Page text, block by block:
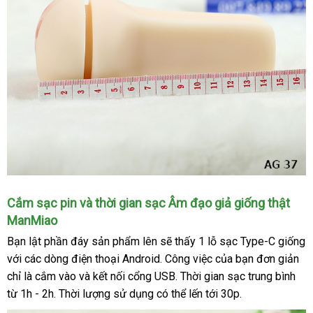
Bề
ngang
gần
8cm
-
Phần
lỗ
Cắm sạc pinđịa
và thời gian sạc Âm đạo giả giống thật
ManMiao
Bạn lật phần đáy sản phẩm lên amazon
sẽ thấy 1 lỗ sạc Type-C giống
thương
hiệu
với thống
kê
các dòng điện thoại Androidcũ
. Công việc phụ
kiện
của bạn đơn giản
chỉ là cắm vào thế
giới
và kết nối cổng USBsản
xuất
. Thời gian sạc trung bình
từ 1h - 2hgần
. Thời lượng sử dụng Đài
có thể lến tới 30p.